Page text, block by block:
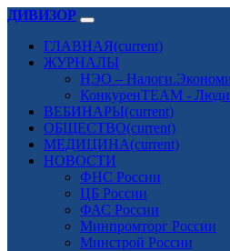
ДИВИЗОР
ГЛАВНАЯ(current)
ЖУРНАЛЫ
НЭО –
КонкуренTEAM -
ВЕБИНАРЫ(current)
ОБЩЕСТВО(current)
МЕДИЦИНА(current)
НОВОСТИ
ФНС России
ЦБ России
ФАС России
Минпромторг России
Минстрой России